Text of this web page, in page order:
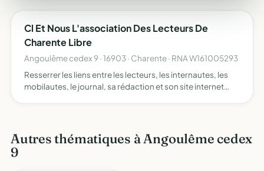
Cl Et Nous L'association Des Lecteurs De
Charente Libre
Angoulême cedex 9 · 16903 · Charente · RNA W161005293
Resserrer les liens entre les lecteurs, les internautes, les
mobilautes, le journal, sa rédaction et son site internet
Autres thématiques à Angoulême cedex
9